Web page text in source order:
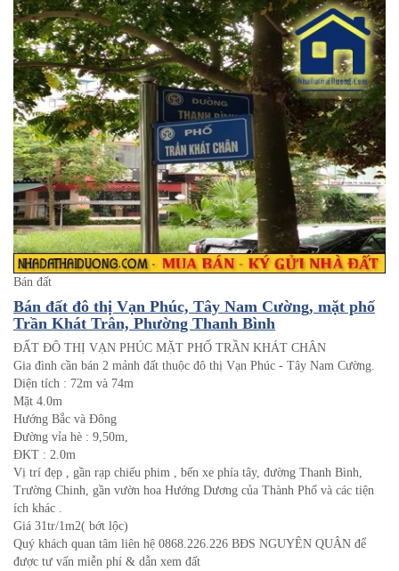
Bán đất
Bán đất đô thị Vạn Phúc, Tây Nam Cường, mặt phố
Trần Khát Trân, Phường Thanh Bình
ĐẤT ĐÔ THỊ VẠN PHÚC MẶT PHỐ TRẦN KHÁT CHÂN
Gia đình cần bán 2 mảnh đất thuộc đô thị Vạn Phúc - Tây Nam Cường.
Diện tích : 72m và 74m
Mặt 4.0m
Hướng Bắc và Đông
Đường vỉa hè : 9,50m,
ĐKT : 2.0m
Vị trí đẹp , gần rạp chiếu phim , bến xe phía tây, đường Thanh Bình,
Trường Chinh, gần vườn hoa Hướng Dương của Thành Phố và các tiện
ích khác .
Giá 31tr/1m2( bớt lộc)
Quý khách quan tâm liên hệ 0868.226.226 BĐS NGUYÊN QUÂN để
được tư vấn miễn phí & dẫn xem đất